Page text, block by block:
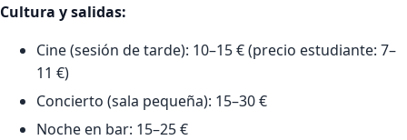
Cultura y salidas:
Cine (sesión de tarde): 10–15 € (precio estudiante: 7–
11 €)
Concierto (sala pequeña): 15–30 €
Noche en bar: 15–25 €